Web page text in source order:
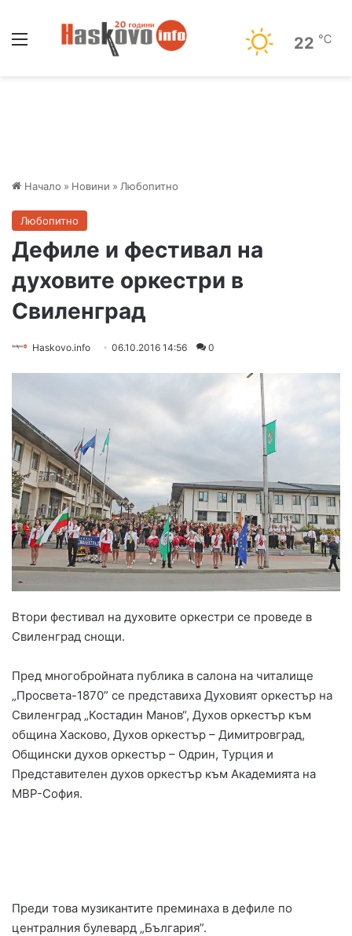
22 ℃
Начало » Новини » Любопитно
Любопитно
Дефиле и фестивал на
духовите оркестри в
Свиленград
Haskovo.info 06.10.2016 14:56 0
Втори фестивал на духовите оркестри се проведе в
Свиленград снощи.
Пред многобройната публика в салона на читалище
„Просвета-1870” се представиха Духовият оркестър на
Свиленград „Костадин Манов“, Духов оркестър към
община Хасково, Духов оркестър – Димитровград,
Общински духов оркестър – Одрин, Турция и
Представителен духов оркестър към Академията на
МВР-София.
Преди това музикантите преминаха в дефиле по
централния булевард „България”.